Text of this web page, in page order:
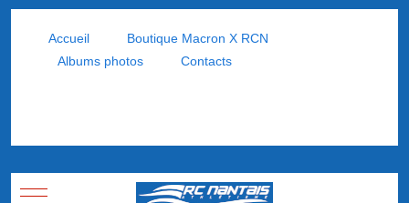
Accueil
Boutique Macron X RCN
Albums photos
Contacts
Mobile Menu Toggle